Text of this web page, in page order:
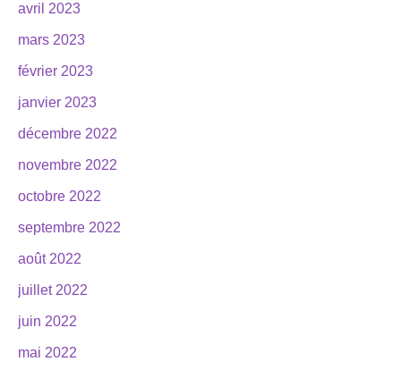
avril 2023
mars 2023
février 2023
janvier 2023
décembre 2022
novembre 2022
octobre 2022
septembre 2022
août 2022
juillet 2022
juin 2022
mai 2022